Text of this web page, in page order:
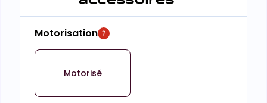
Motorisation
Motorisé